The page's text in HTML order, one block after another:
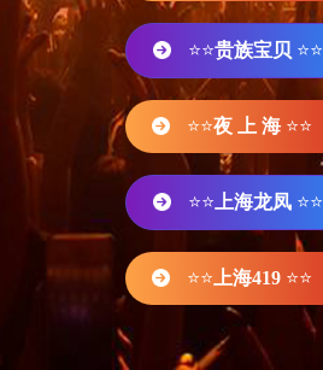
⭐⭐贵族宝贝 ⭐⭐
⭐⭐夜 上 海 ⭐⭐
⭐⭐ 上海龙凤 ⭐⭐
⭐⭐ 上海419 ⭐⭐